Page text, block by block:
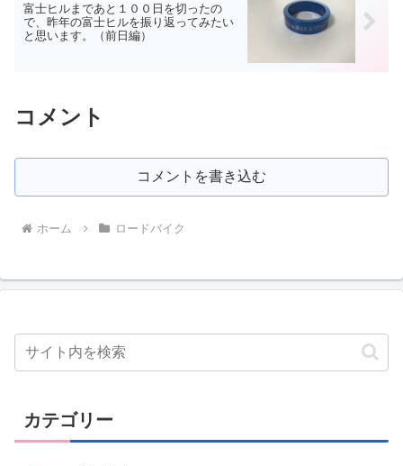
富士ヒルまであと１００日を切ったの
で、昨年の富士ヒルを振り返ってみたい
と思います。（前日編）
コメント
コメントを書き込む
ホーム ロードバイク
カテゴリー